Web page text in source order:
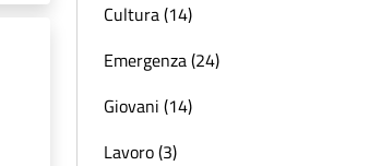
Cultura (14)
Emergenza (24)
Giovani (14)
Lavoro (3)